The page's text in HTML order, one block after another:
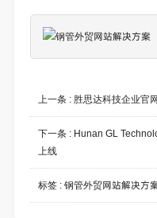
上一条 : 胜思达科技企业官
下一条 : Hunan GL
上线
标签 :钢管外贸网站解决方